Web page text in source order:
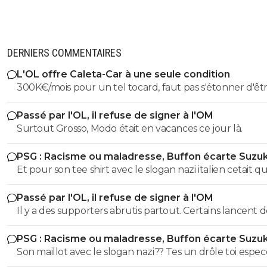
DERNIERS COMMENTAIRES
L'OL offre Caleta-Car à une seule condition
300K€/mois pour un tel tocard, faut pas s'étonner
dans la merde.
Passé par l'OL, il refuse de signer à l'OM
Surtout Grosso, Modo était en vacances ce jour là.
PSG : Racisme ou maladresse, Buffon écarte
Et pour son tee shirt avec le slogan nazi italien cetait
Je parle pas du maillot 88 la espece de trouduc les
comme toi faut les insulter a chaque phrase.. donc sa
elle etait pas douteuse tu l'analyse comment ??
fine expertise de grand guignol
Passé par l'OL, il refuse de signer à l'OM
Il y a des supporters abrutis partout. Certains lancent
pierres sur un bus, d'autres font bruler un bus à un
d'autres font des saluts nazis et des cris de singes,
encore attaques des familles car ils ont le maillot du
PSG : Racisme ou maladresse, Buffon écarte
Son maillot avec le slogan nazi?? Tes un drôle toi